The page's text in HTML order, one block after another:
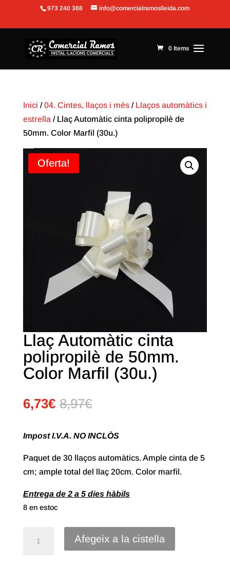
Obre la barra d'eines
973 240 388 info@comercialramoslleida.com
0 Items
Inici /04. Cintes, llaços i més/ Llaços automàtics i
estrella / Llaç Automàtic cinta polipropilè de
50mm. Color Marfil (30u.)
Oferta!
Llaç Automàtic cinta
polipropilè de 50mm.
Color Marfil (30u.)
6,73€ 8,97€
Impost I.V.A. NO INCLÒS
Paquet de 30 llaços automàtics. Ample cinta de 5
cm; ample total del llaç 20cm. Color marfil.
Entrega de 2 a 5 dies hàbils
8 en estoc
Afegeix a la cistella